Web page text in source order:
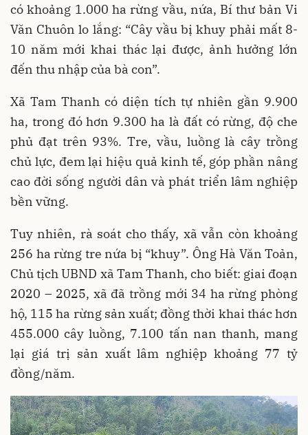
có khoảng 1.000 ha rừng vầu, nứa, Bí thư bản Vi
Văn Chuôn lo lắng: “Cây vầu bị khuy phải mất 8-
10 năm mới khai thác lại được, ảnh hưởng lớn
đến thu nhập của bà con”.
Xã Tam Thanh có diện tích tự nhiên gần 9.900
ha, trong đó hơn 9.300 ha là đất có rừng, độ che
phủ đạt trên 93%. Tre, vầu, luồng là cây trồng
chủ lực, đem lại hiệu quả kinh tế, góp phần nâng
cao đời sống người dân và phát triển lâm nghiệp
bền vững.
Tuy nhiên, rà soát cho thấy, xã vẫn còn khoảng
256 ha rừng tre nứa bị “khuy”. Ông Hà Văn Toản,
Chủ tịch UBND xã Tam Thanh, cho biết: giai đoạn
2020 – 2025, xã đã trồng mới 34 ha rừng phòng
hộ, 115 ha rừng sản xuất; đồng thời khai thác hơn
455.000 cây luồng, 7.100 tấn nan thanh, mang
lại giá trị sản xuất lâm nghiệp khoảng 77 tỷ
đồng/năm.